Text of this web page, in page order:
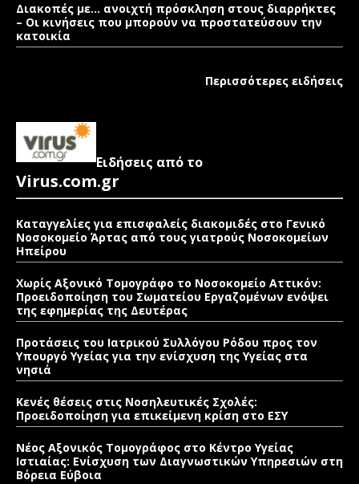
Διακοπές με… ανοιχτή πρόσκληση στους διαρρήκτες
– Οι κινήσεις που μπορούν να προστατεύσουν την
κατοικία
Περισσότερες ειδήσεις
Ειδήσεις από το
Virus.com.gr
Καταγγελίες για επισφαλείς διακομιδές στο Γενικό
Νοσοκομείο Άρτας από τους γιατρούς Νοσοκομείων
Ηπείρου
Χωρίς Αξονικό Τομογράφο το Νοσοκομείο Αττικόν:
Προειδοποίηση του Σωματείου Εργαζομένων ενόψει
της εφημερίας της Δευτέρας
Προτάσεις του Ιατρικού Συλλόγου Ρόδου προς τον
Υπουργό Υγείας για την ενίσχυση της Υγείας στα
νησιά
Κενές θέσεις στις Νοσηλευτικές Σχολές:
Προειδοποίηση για επικείμενη κρίση στο ΕΣΥ
Νέος Αξονικός Τομογράφος στο Κέντρο Υγείας
Ιστιαίας: Ενίσχυση των Διαγνωστικών Υπηρεσιών στη
Βόρεια Εύβοια